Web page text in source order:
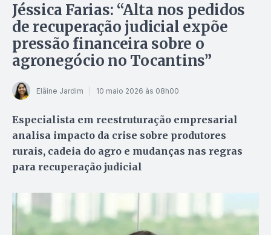
Jéssica Farias: “Alta nos pedidos
de recuperação judicial expõe
pressão financeira sobre o
agronegócio no Tocantins”
Elâine Jardim 10 maio 2026 às 08h00
Especialista em reestruturação empresarial
analisa impacto da crise sobre produtores
rurais, cadeia do agro e mudanças nas regras
para recuperação judicial